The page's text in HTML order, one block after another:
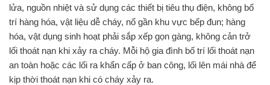
lửa, nguồn nhiệt và sử dụng các thiết bị tiêu thụ điện, không bố
trí hàng hóa, vật liệu dễ cháy, nổ gần khu vực bếp đun; hàng
hóa, vật dụng sinh hoạt phải sắp xếp gọn gàng, không cản trở
lối thoát nạn khi xảy ra cháy. Mỗi hộ gia đình bố trí lối thoát nạn
an toàn hoặc các lối ra khẩn cấp ở ban công, lối lên mái nhà để
kịp thời thoát nạn khi có cháy xảy ra.